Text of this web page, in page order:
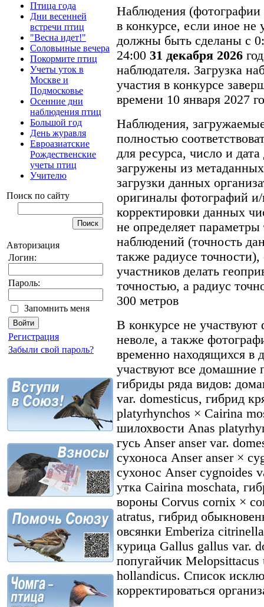
Птица года
Дни весенней
встречи птиц
"Весна идет!"
Соловьиные вечера
Покормите птиц
Учеты уток в
Москве и
Подмосковье
Осенние дни
наблюдения птиц
Большой год
День журавля
Евроазиатские
Рождественские
учеты птиц
Учителю
Поиск по сайту
Авторизация
Логин:
Пароль:
Запомнить меня
Регистрация
Забыли свой пароль?
Наблюдения (фотографии
в конкурсе, если иное не
должны быть сделаны с
24:00 31 декабря 2026
наблюдателя. Загрузка
участия в конкурсе
времени 10 января 2027
Наблюдения,
полностью
для ресурса, число и
загружены из
загрузки данных
оригиналы фотографий
корректировки данных
не определяет параметры
наблюдений (точность
также радиусе
участников делать
точностью, а радиус
300 метров
В конкурсе не
неволе, а также
временно находящихся в
участвуют все домашние
гибриды ряда видов:
var. domesticus, гибрид
platyrhynchos × Cairina
шилохвости Anas
гусь Anser anser var.
сухоноса Anser anser ×
сухонос Anser cygnoides
утка Cairina moschata,
вороны Corvus cornix ×
atratus, гибрид
овсянки Emberiza
курица Gallus gallus var.
попугайчик
hollandicus. Список
корректироваться